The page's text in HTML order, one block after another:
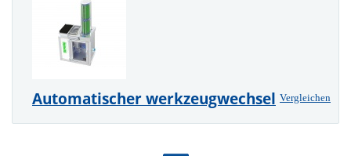
Automatischer werkzeugwechsel Vergleichen